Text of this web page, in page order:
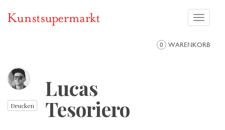
Toggle
0 WARENKORB
Drucken
Lucas
Tesoriero